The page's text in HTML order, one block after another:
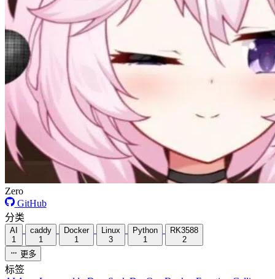
Zero
GitHub
分类
AI
1
caddy
1
Docker
1
Linux
3
Python
1
RK3588
2
更多
标签